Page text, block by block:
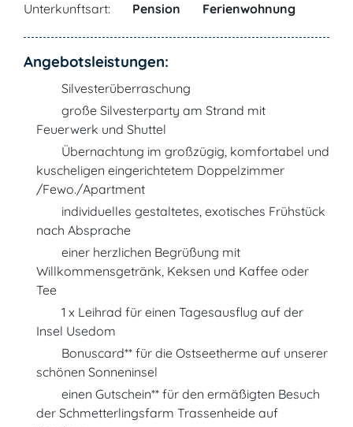
Unterkunftsart: Pension Ferienwohnung
Angebotsleistungen:
Silvesterüberraschung
große Silvesterparty am Strand mit
Feuerwerk und Shuttel
Übernachtung im großzügig, komfortabel und
kuscheligen eingerichtetem Doppelzimmer
/Fewo./Apartment
individuelles gestaltetes, exotisches Frühstück
nach Absprache
einer herzlichen Begrüßung mit
Willkommensgetränk, Keksen und Kaffee oder
Tee
1 x Leihrad für einen Tagesausflug auf der
Insel Usedom
Bonuscard** für die Ostseetherme auf unserer
schönen Sonneninsel
einen Gutschein** für den ermäßigten Besuch
der Schmetterlingsfarm Trassenheide auf